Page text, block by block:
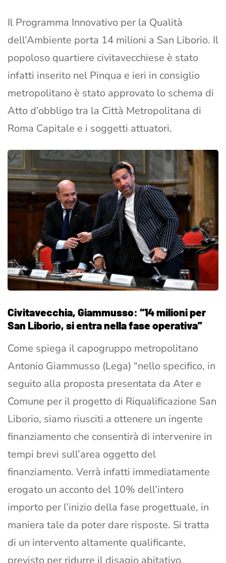
Il Programma Innovativo per la Qualità
dell’Ambiente porta 14 milioni a San Liborio. Il
popoloso quartiere civitavecchiese è stato
infatti inserito nel Pinqua e ieri in consiglio
metropolitano è stato approvato lo schema di
Atto d’obbligo tra la Città Metropolitana di
Roma Capitale e i soggetti attuatori.
Civitavecchia, Giammusso: “14 milioni per
San Liborio, si entra nella fase operativa”
Come spiega il capogruppo metropolitano
Antonio Giammusso (Lega) “nello specifico, in
seguito alla proposta presentata da Ater e
Comune per il progetto di Riqualificazione San
Liborio, siamo riusciti a ottenere un ingente
finanziamento che consentirà di intervenire in
tempi brevi sull’area oggetto del
finanziamento. Verrà infatti immediatamente
erogato un acconto del 10% dell’intero
importo per l’inizio della fase progettuale, in
maniera tale da poter dare risposte. Si tratta
di un intervento altamente qualificante,